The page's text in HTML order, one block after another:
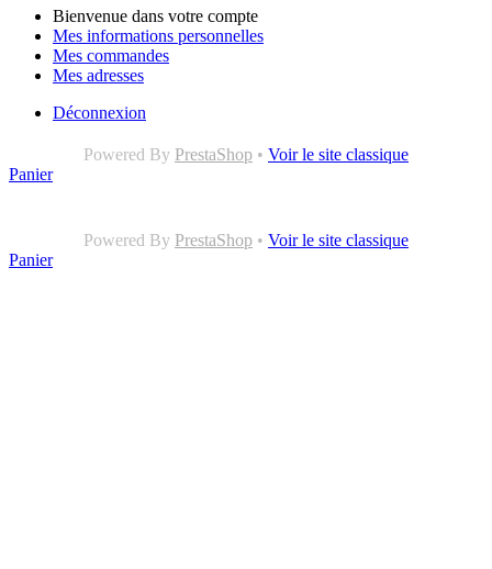
Bienvenue dans votre compte
Mes informations personnelles
Mes commandes
Mes adresses
Déconnexion
Powered By PrestaShop • Voir le site classique
Panier
Powered By PrestaShop • Voir le site classique
Panier